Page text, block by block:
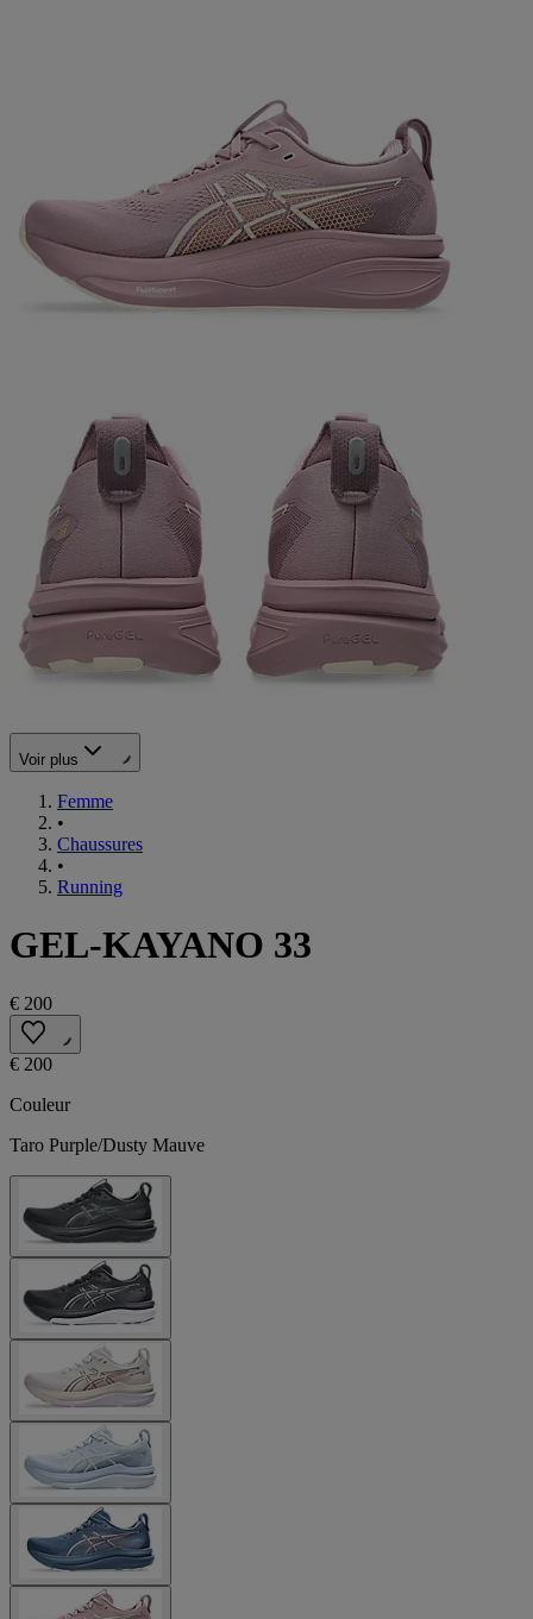
Voir plus
Femme
•
Chaussures
•
Running
GEL-KAYANO 33
€ 200
€ 200
Couleur
Taro Purple/Dusty Mauve